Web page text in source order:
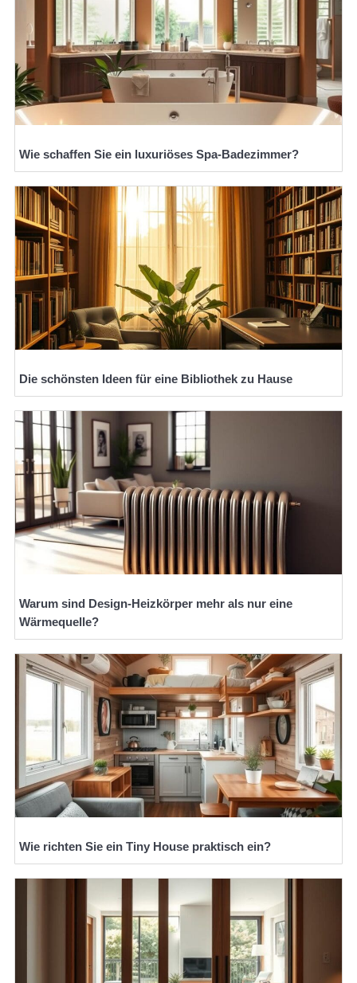
Wie schaffen Sie ein luxuriöses Spa-Badezimmer?
Die schönsten Ideen für eine Bibliothek zu Hause
Warum sind Design-Heizkörper mehr als nur eine
Wärmequelle?
Wie richten Sie ein Tiny House praktisch ein?